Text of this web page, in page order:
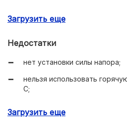
Загрузить еще
Недостатки
нет установки силы напора;
нельзя использовать
С;
Загрузить еще